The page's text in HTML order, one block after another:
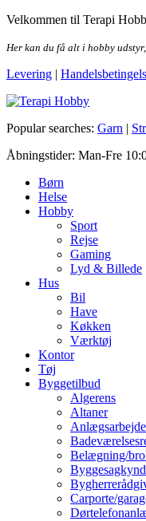
Skip
the
Velkommen til Terapi
Her kan du få alt i hobby
Levering |
Terapi Hobby
Popular searches: Garn |
Åbningstider: Man-Fre
Børn
Helse
Hobby
Sport
Rejse
Gaming
Lyd & Billede
Hus
Bil
Have
Køkken
Værktøj
Kontor
Tøj
Byggetilbud
Algerens
Altaner
Anlægsarbejde
Belægning/
Carporte/